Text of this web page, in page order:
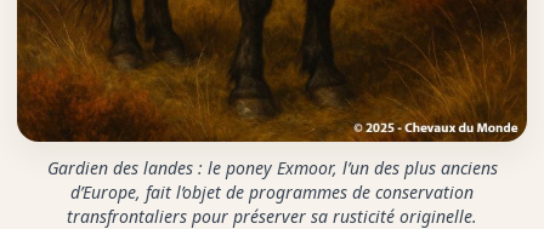
Gardien des landes : le poney Exmoor, l’un des plus anciens
d’Europe, fait l’objet de programmes de conservation
transfrontaliers pour préserver sa rusticité originelle.